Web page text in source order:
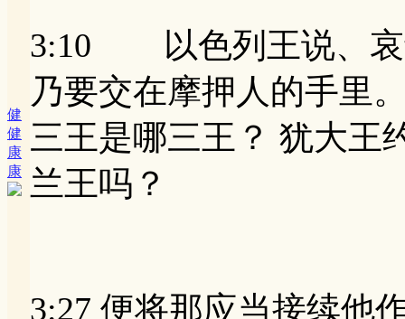
健
健
康
康
3:10 以色列王说、哀
乃要交在摩押人的手里
三王是哪三王？ 犹大王
兰王吗？
3:27 便将那应当接续他